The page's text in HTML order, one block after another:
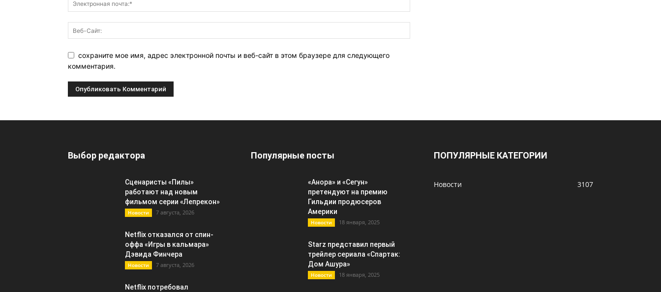
сохраните мое имя, адрес электронной почты и веб-сайт в этом браузере для следующего
комментария.
Выбор редактора
Сценаристы «Пилы»
работают над новым
фильмом серии «Лепрекон»
Новости 7 августа, 2026
Netflix отказался от спин-
оффа «Игры в кальмара»
Дэвида Финчера
Новости 7 августа, 2026
Netflix потребовал
Популярные посты
«Анора» и «Сегун»
претендуют на премию
Гильдии продюсеров
Америки
Новости 18 января, 2025
Starz представил первый
трейлер сериала «Спартак:
Дом Ашура»
Новости 18 января, 2025
ПОПУЛЯРНЫЕ КАТЕГОРИИ
Новости 3107